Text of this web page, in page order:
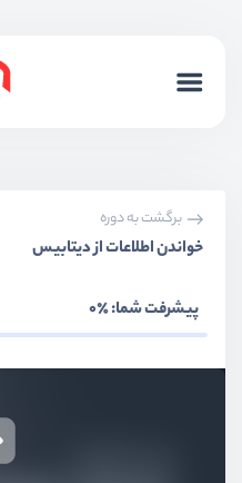
برگشت به دوره
خواندن اطلاعات از دیتابیس
پیشرفت شما:٪0
بخش دوم ساختار فریمورک